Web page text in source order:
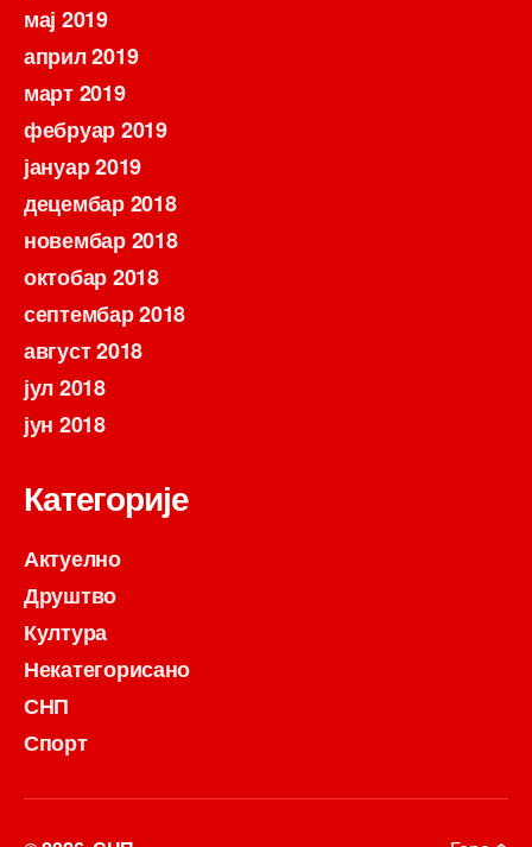
мај 2019
април 2019
март 2019
фебруар 2019
јануар 2019
децембар 2018
новембар 2018
октобар 2018
септембар 2018
август 2018
јул 2018
јун 2018
Категорије
Актуелно
Друштво
Култура
Некатегорисано
СНП
Спорт